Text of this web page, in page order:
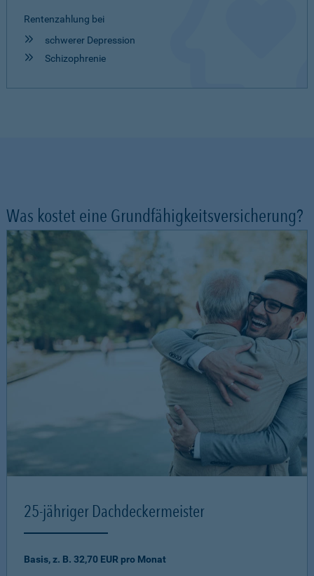
Rentenzahlung bei
schwerer Depression
Schizophrenie
Was kostet eine Grundfähigkeitsversicherung?
25-jähriger Dachdeckermeister
Basis, z. B. 32,70 EUR pro Monat